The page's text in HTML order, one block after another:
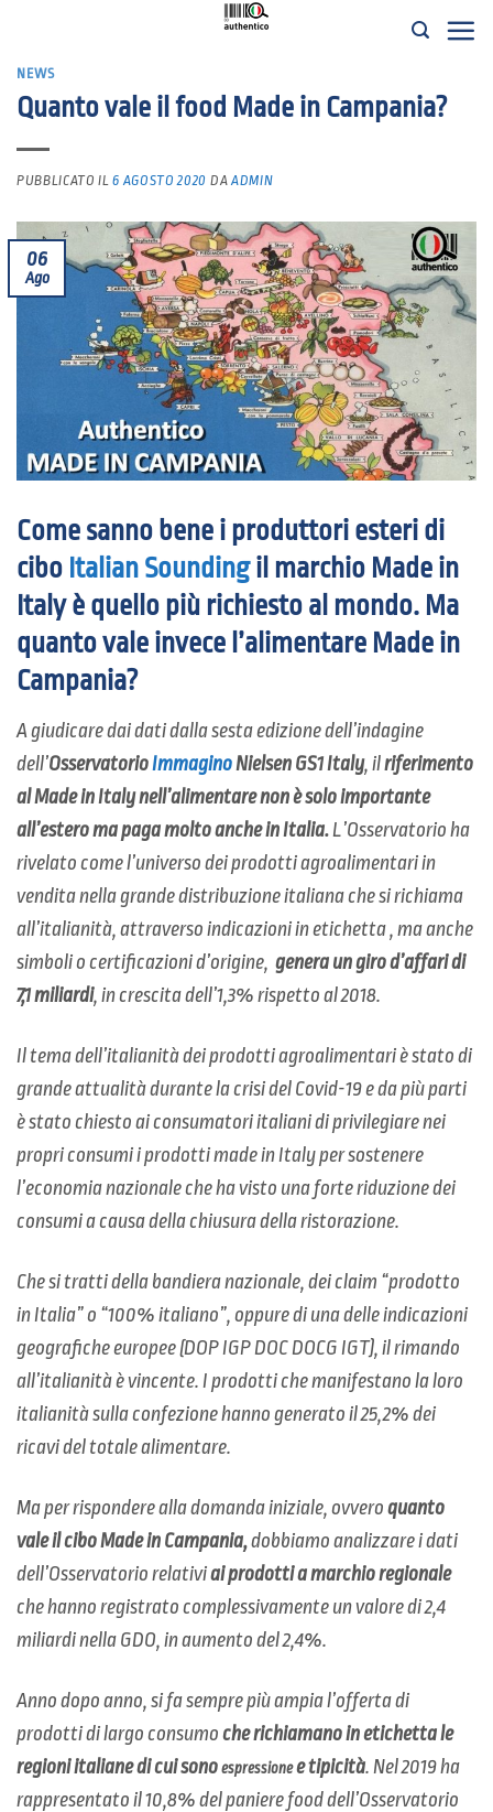
contenuti
NEWS
Quanto vale il food Made in Campania?
PUBBLICATO IL6 AGOSTO 2020 DAADMIN
06
Ago
Come sanno bene i produttori esteri di
cibo Italian Soundingil marchio Made in
Italyè quello più richiesto al mondo. Ma
quanto vale invece l’alimentare Made in
Campania?
A giudicare dai dati dalla sesta edizione dell’indagine
dell’OsservatorioImmagino Nielsen GS1 Italy, ilriferimento
al Made in Italy nell’alimentare non è solo importante
all’estero ma paga molto anche in Italia. L’Osservatorio ha
rivelato come l’universo dei prodotti agroalimentari in
vendita nella grande distribuzione italiana che si richiama
all’italianità, attraverso indicazioni in etichetta , ma anche
simboli o certificazioni d’origine, genera un giro d’affari di
7,1 miliardi, in crescita dell’1,3% rispetto al 2018.
Il tema dell’italianità dei prodotti agroalimentari è stato di
grande attualità durante la crisi del Covid-19 e da più parti
è stato chiesto ai consumatori italiani di privilegiare nei
propri consumi i prodotti made in Italy per sostenere
l’economia nazionale che ha visto una forte riduzione dei
consumi a causa della chiusura della ristorazione.
Che si tratti della bandiera nazionale, dei claim “prodotto
in Italia” o “100% italiano”, oppure di una delle indicazioni
geografiche europee (DOP IGP DOC DOCG IGT), il rimando
all’italianità è vincente. I prodotti che manifestano la loro
italianità sulla confezione hanno generato il 25,2% dei
ricavi del totale alimentare.
Ma per rispondere alla domanda iniziale, ovvero quanto
vale il cibo Made in Campania,dobbiamo analizzare i dati
dell’Osservatorio relativiai prodotti a marchio regionale
che hanno registrato complessivamente un valore di 2,4
miliardi nella GDO, in aumento del 2,4%.
Anno dopo anno, si fa sempre più ampia l’offerta di
prodotti di largo consumo che richiamano in etichetta le
regioni italiane di cui sono espressionee tipicità. Nel 2019 ha
rappresentato il 10,8% del paniere food dell’Osservatorio